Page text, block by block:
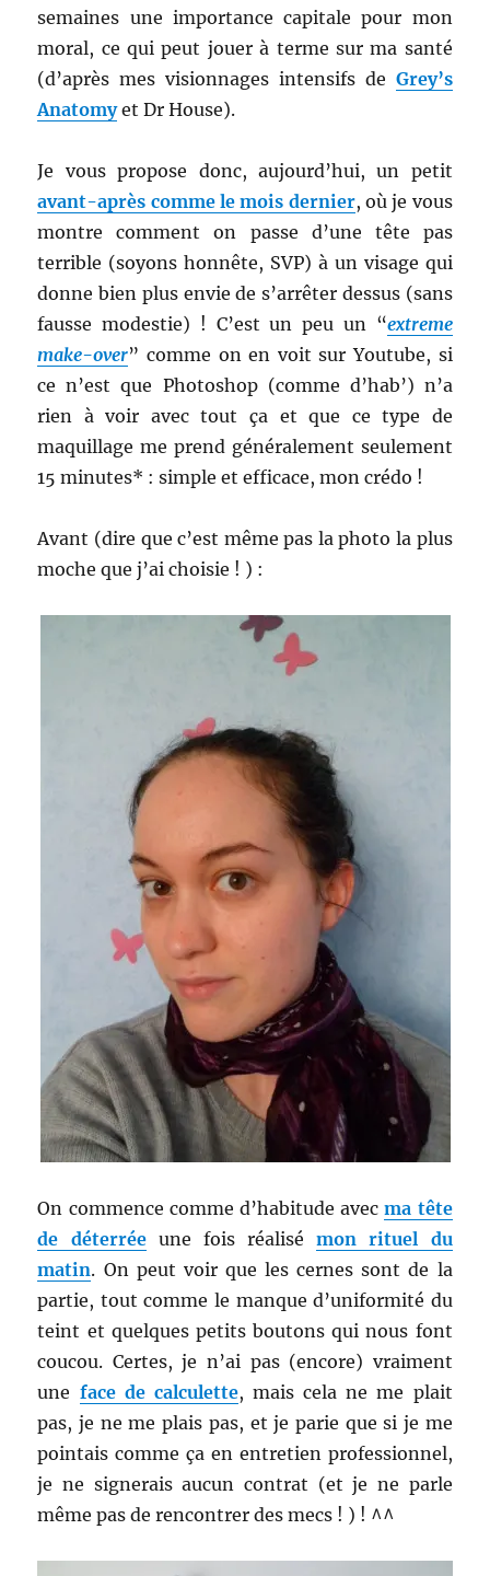
semaines une importance capitale pour mon
moral, ce qui peut jouer à terme sur ma santé
(d’après mes visionnages intensifs de Grey’s
Anatomyet Dr House).
Je vous propose donc, aujourd’hui, un petit
avant-après comme le mois dernier, où je vous
montre comment on passe d’une tête pas
terrible (soyons honnête, SVP) à un visage qui
donne bien plus envie de s’arrêter dessus (sans
fausse modestie) ! C’est un peu un “extreme
make-over” comme on en voit sur Youtube, si
ce n’est que Photoshop (comme d’hab’) n’a
rien à voir avec tout ça et que ce type de
maquillage me prend généralement seulement
15 minutes* : simple et efficace, mon crédo !
Avant (dire que c’est même pas la photo la plus
moche que j’ai choisie ! ) :
On commence comme d’habitude avecma tête
de déterréeune fois réalisémon rituel du
matin. On peut voir que les cernes sont de la
partie, tout comme le manque d’uniformité du
teint et quelques petits boutons qui nous font
coucou. Certes, je n’ai pas (encore) vraiment
une face de calculette, mais cela ne me plait
pas, je ne me plais pas, et je parie que si je me
pointais comme ça en entretien professionnel,
je ne signerais aucun contrat (et je ne parle
même pas de rencontrer des mecs ! ) ! ^^